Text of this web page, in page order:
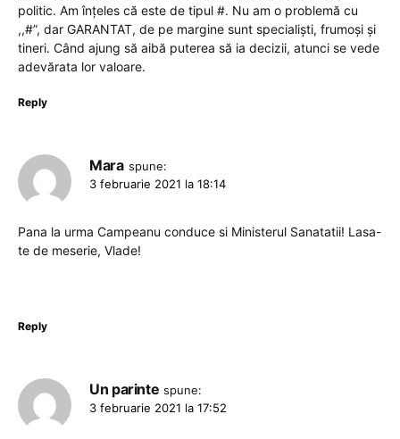
politic. Am înțeles că este de tipul #. Nu am o problemă cu
,,#”, dar GARANTAT, de pe margine sunt specialiști, frumoși și
tineri. Când ajung să aibă puterea să ia decizii, atunci se vede
adevărata lor valoare.
Reply
Mara spune:
3 februarie 2021 la 18:14
Pana la urma Campeanu conduce si Ministerul Sanatatii! Lasa-
te de meserie, Vlade!
Reply
Un parinte spune:
3 februarie 2021 la 17:52